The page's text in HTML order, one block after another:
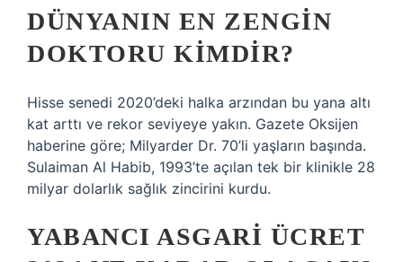
DÜNYANIN EN ZENGIN
DOKTORU KIMDIR?
Hisse senedi 2020’deki halka arzından bu yana altı
kat arttı ve rekor seviyeye yakın. Gazete Oksijen
haberine göre; Milyarder Dr. 70’li yaşların başında.
Sulaiman Al Habib, 1993’te açılan tek bir klinikle 28
milyar dolarlık sağlık zincirini kurdu.
YABANCI ASGARI ÜCRET